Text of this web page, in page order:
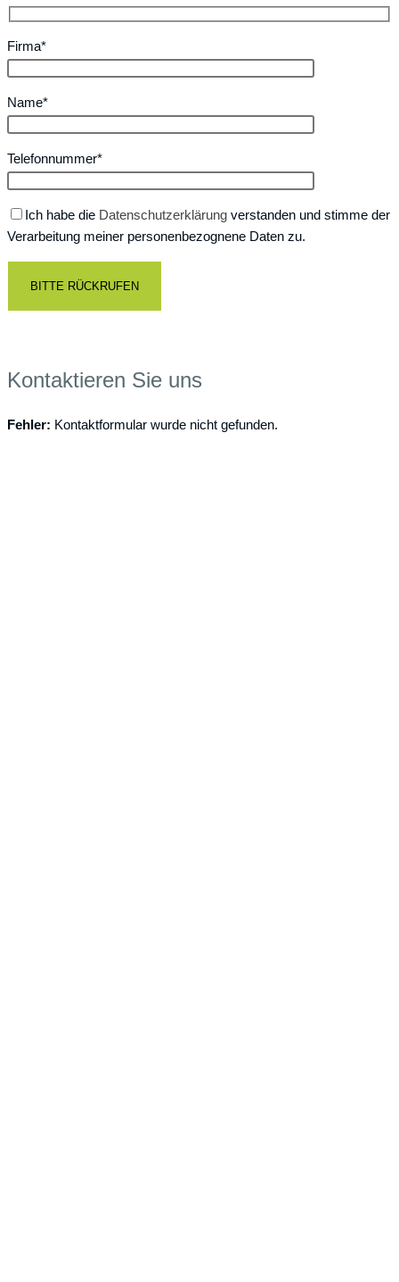
Firma*
Name*
Telefonnummer*
Ich habe die Datenschutzerklärung verstanden und stimme der
Verarbeitung meiner personenbezognene Daten zu.
Kontaktieren Sie uns
Fehler: Kontaktformular wurde nicht gefunden.